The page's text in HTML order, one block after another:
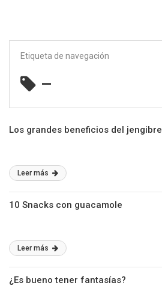
Etiqueta de navegación
–
Los grandes beneficios del jengibre
Leer más
10 Snacks con guacamole
Leer más
¿Es bueno tener fantasías?